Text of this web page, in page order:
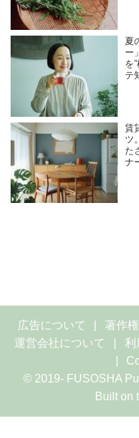
夏
ー
を
テ
賃
ツ
た
ナ
広告について 著作
運営会社について
利
© 2019- FUSOSHA
Built on